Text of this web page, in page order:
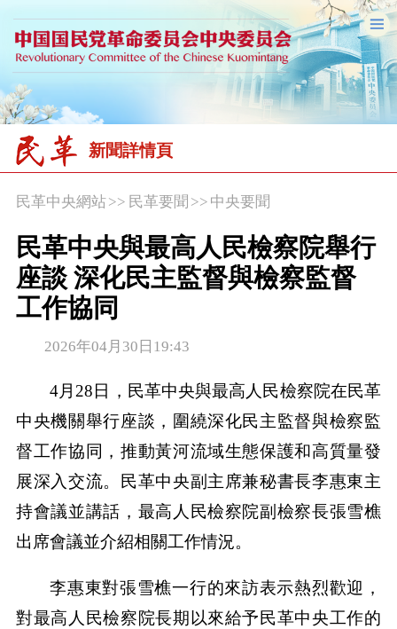
新聞詳情頁
民革中央網站>> 民革要聞 >> 中央要聞
民革中央與最高人民檢察院舉行
座談 深化民主監督與檢察監督
工作協同
2026年04月30日19:43
4月28日，民革中央與最高人民檢察院在民革
中央機關舉行座談，圍繞深化民主監督與檢察監
督工作協同，推動黃河流域生態保護和高質量發
展深入交流。民革中央副主席兼秘書長李惠東主
持會議並講話，最高人民檢察院副檢察長張雪樵
出席會議並介紹相關工作情況。
李惠東對張雪樵一行的來訪表示熱烈歡迎，
對最高人民檢察院長期以來給予民革中央工作的